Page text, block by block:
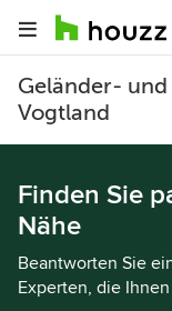
Geländer-
Vogtland
Finden Sie
Nähe
Beantworten Sie
Experten, die